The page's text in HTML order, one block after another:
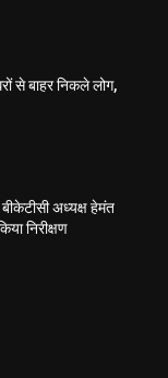
से बाहर निकले लोग,
अध्यक्ष हेमंत
निरीक्षण